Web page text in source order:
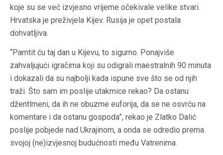
koje su se već izvjesno vrijeme očekivale velike stvari.
Hrvatska je preživjela Kijev. Rusija je opet postala
dohvatljiva.
“Pamtit ću taj dan u Kijevu, to sigurno. Ponajviše
zahvaljujući igračima koji su odigrali maestralnih 90 minuta
i dokazali da su najbolji kada ispune sve što se od njih
traži. Što sam im poslije utakmice rekao? Da ostanu
džentlmeni, da ih ne obuzme euforija, da se ne osvrću na
komentare i da ostanu gospoda”, rekao je Zlatko Dalić
poslije pobjede nad Ukrajinom, a onda se odredio prema
svojoj (ne)izvjesnoj budućnosti među Vatrenima.